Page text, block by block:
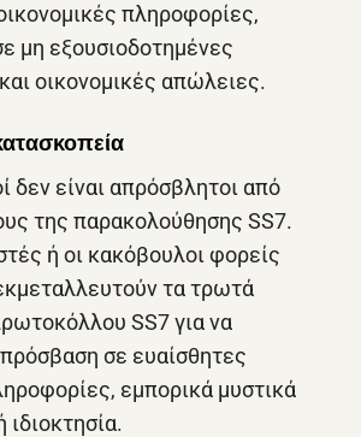
πληροφορίες,
μη εξουσιοδοτημένες
οικονομικές απώλειες.
δεν είναι απρόσβλητοι από
της παρακολούθησης SS7.
ή οι κακόβουλοι φορείς
τα τρωτά
SS7 για να
σε ευαίσθητες
εμπορικά μυστικά
ιδιοκτησία.